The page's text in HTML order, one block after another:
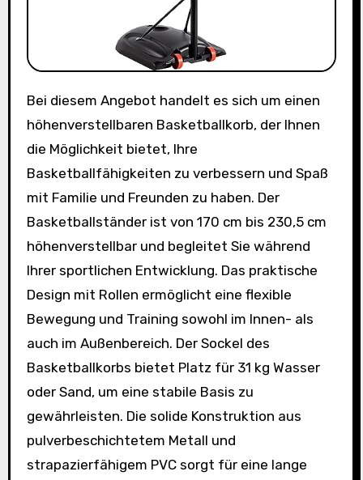
Bei diesem Angebot handelt es sich um einen
höhenverstellbaren Basketballkorb, der Ihnen
die Möglichkeit bietet, Ihre
Basketballfähigkeiten zu verbessern und Spaß
mit Familie und Freunden zu haben. Der
Basketballständer ist von 170 cm bis 230,5 cm
höhenverstellbar und begleitet Sie während
Ihrer sportlichen Entwicklung. Das praktische
Design mit Rollen ermöglicht eine flexible
Bewegung und Training sowohl im Innen- als
auch im Außenbereich. Der Sockel des
Basketballkorbs bietet Platz für 31 kg Wasser
oder Sand, um eine stabile Basis zu
gewährleisten. Die solide Konstruktion aus
pulverbeschichtetem Metall und
strapazierfähigem PVC sorgt für eine lange